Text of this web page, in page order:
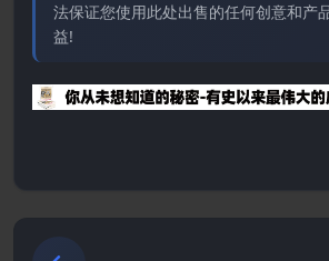
法保证您使用此处出售的任何创意和产
益!